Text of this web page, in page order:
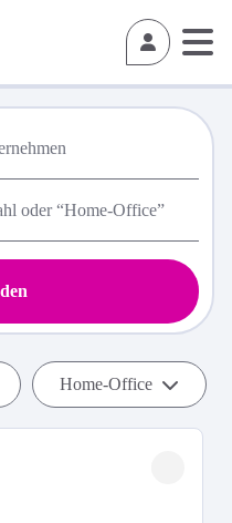
Home-Office